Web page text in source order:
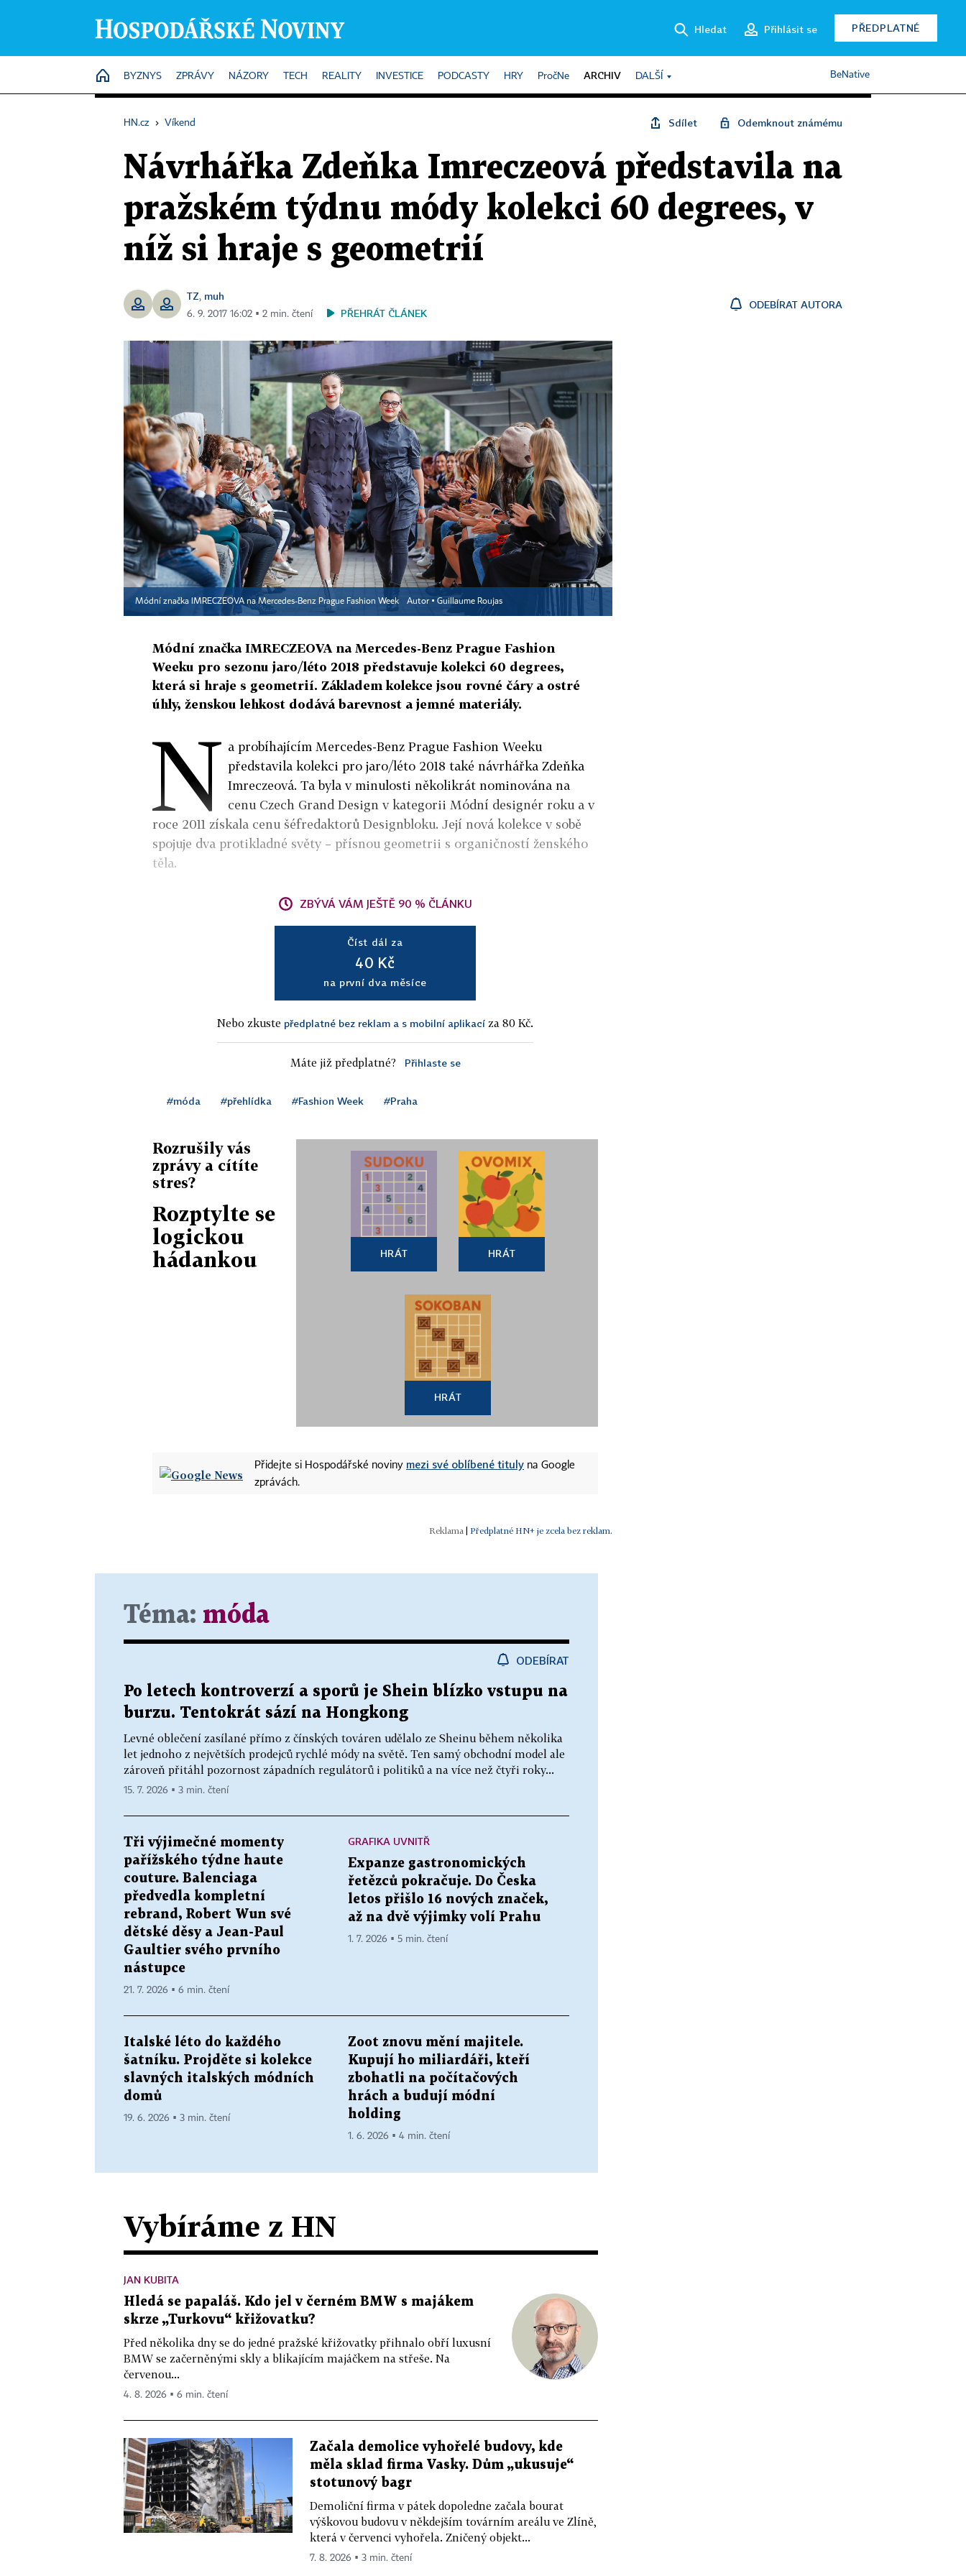
Hledat Přihlásit se PŘEDPLATNÉ
HOME
BYZNYS ZPRÁVY NÁZORY TECH REALITY INVESTICE PODCASTY HRY PročNe ARCHIV DALŠÍ BeNative
HN.cz › Víkend Sdílet Odemknout známému
Návrhářka Zdeňka Imreczeová představila na
pražském týdnu módy kolekci 60 degrees, v
níž si hraje s geometrií
TZ, muh
6. 9. 2017 16:02 ▪ 2 min. čtení PŘEHRÁT ČLÁNEK
ODEBÍRAT AUTORA
Módní značka IMRECZEOVA na Mercedes-Benz Prague Fashion Week Autor ▪ Guillaume Roujas
Módní značka IMRECZEOVA na Mercedes-Benz Prague Fashion
Weeku pro sezonu jaro/léto 2018 představuje kolekci 60 degrees,
která si hraje s geometrií. Základem kolekce jsou rovné čáry a ostré
úhly, ženskou lehkost dodává barevnost a jemné materiály.
N a probíhajícím Mercedes-Benz Prague Fashion Weeku
představila kolekci pro jaro/léto 2018 také návrhářka Zdeňka
Imreczeová. Ta byla v minulosti několikrát nominována na
cenu Czech Grand Design v kategorii Módní designér roku a v
roce 2011 získala cenu šéfredaktorů Designbloku. Její nová kolekce v sobě
spojuje dva protikladné světy – přísnou geometrii s organičností ženského
těla.
ZBÝVÁ VÁM JEŠTĚ 90 % ČLÁNKU
Číst dál za
40 Kč
na první dva měsíce
Nebo zkuste předplatné bez reklam a s mobilní aplikací za 80 Kč.
Máte již předplatné? Přihlaste se
#móda #přehlídka #Fashion Week #Praha
Rozrušily vás
zprávy a cítíte
stres?
Rozptylte se
logickou
hádankou
HRÁT HRÁT
HRÁT
Přidejte si Hospodářské noviny mezi své oblíbené tituly na Google
zprávách.
| Předplatné HN+ je zcela bez reklam.
Téma: móda
ODEBÍRAT
Po letech kontroverzí a sporů je Shein blízko vstupu na
burzu. Tentokrát sází na Hongkong
Levné oblečení zasílané přímo z čínských továren udělalo ze Sheinu během několika
let jednoho z největších prodejců rychlé módy na světě. Ten samý obchodní model ale
zároveň přitáhl pozornost západních regulátorů i politiků a na více než čtyři roky...
15. 7. 2026 ▪ 3 min. čtení
Tři výjimečné momenty
pařížského týdne haute
couture. Balenciaga
předvedla kompletní
rebrand, Robert Wun své
dětské děsy a Jean-Paul
Gaultier svého prvního
nástupce
21. 7. 2026 ▪ 6 min. čtení
GRAFIKA UVNITŘ
Expanze gastronomických
řetězců pokračuje. Do Česka
letos přišlo 16 nových značek,
až na dvě výjimky volí Prahu
1. 7. 2026 ▪ 5 min. čtení
Italské léto do každého
šatníku. Projděte si kolekce
slavných italských módních
domů
19. 6. 2026 ▪ 3 min. čtení
Zoot znovu mění majitele.
Kupují ho miliardáři, kteří
zbohatli na počítačových
hrách a budují módní
holding
1. 6. 2026 ▪ 4 min. čtení
Vybíráme z HN
JAN KUBITA
Hledá se papaláš. Kdo jel v černém BMW s majákem
skrze „Turkovu“ křižovatku?
Před několika dny se do jedné pražské křižovatky přihnalo obří luxusní
BMW se začerněnými skly a blikajícím majáčkem na střeše. Na
červenou...
4. 8. 2026 ▪ 6 min. čtení
Začala demolice vyhořelé budovy, kde
měla sklad firma Vasky. Dům „ukusuje“
stotunový bagr
Demoliční firma v pátek dopoledne začala bourat
výškovou budovu v někdejším továrním areálu ve Zlíně,
která v červenci vyhořela. Zničený objekt...
7. 8. 2026 ▪ 3 min. čtení